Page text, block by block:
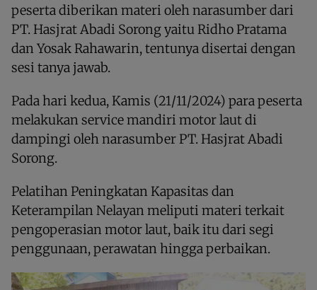
peserta diberikan materi oleh narasumber dari
PT. Hasjrat Abadi Sorong yaitu Ridho Pratama
dan Yosak Rahawarin, tentunya disertai dengan
sesi tanya jawab.
Pada hari kedua, Kamis (21/11/2024) para peserta
melakukan service mandiri motor laut di
dampingi oleh narasumber PT. Hasjrat Abadi
Sorong.
Pelatihan Peningkatan Kapasitas dan
Keterampilan Nelayan meliputi materi terkait
pengoperasian motor laut, baik itu dari segi
penggunaan, perawatan hingga perbaikan.